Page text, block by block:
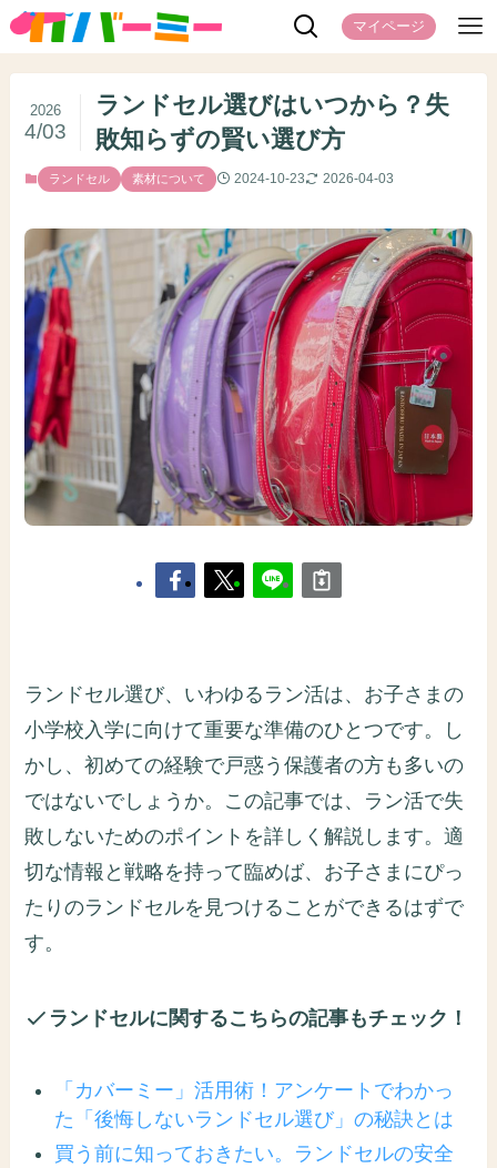
マイページ
ランドセル選びはいつから？失
敗知らずの賢い選び方
2026
4/03
ランドセル 素材について 2024-10-23 2026-04-03
ランドセル選び、いわゆるラン活は、お子さまの
小学校入学に向けて重要な準備のひとつです。し
かし、初めての経験で戸惑う保護者の方も多いの
ではないでしょうか。この記事では、ラン活で失
敗しないためのポイントを詳しく解説します。適
切な情報と戦略を持って臨めば、お子さまにぴっ
たりのランドセルを見つけることができるはずで
す。
ランドセルに関するこちらの記事もチェック！
「カバーミー」活用術！アンケートでわかっ
た「後悔しないランドセル選び」の秘訣とは
買う前に知っておきたい。ランドセルの安全